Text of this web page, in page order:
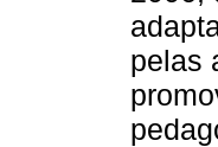
pelas